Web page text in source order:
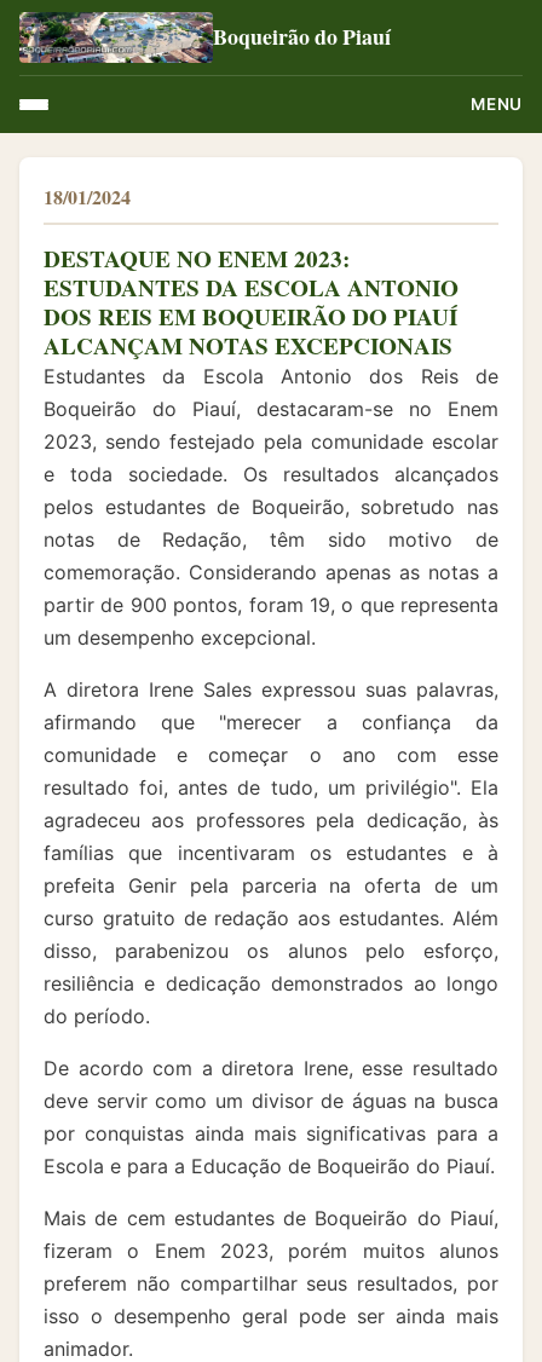
Boqueirão do Piauí
MENU
18/01/2024
DESTAQUE NO ENEM 2023:
ESTUDANTES DA ESCOLA ANTONIO
DOS REIS EM BOQUEIRÃO DO PIAUÍ
ALCANÇAM NOTAS EXCEPCIONAIS
Estudantes da Escola Antonio dos Reis de
Boqueirão do Piauí, destacaram-se no Enem
2023, sendo festejado pela comunidade escolar
e toda sociedade. Os resultados alcançados
pelos estudantes de Boqueirão, sobretudo nas
notas de Redação, têm sido motivo de
comemoração. Considerando apenas as notas a
partir de 900 pontos, foram 19, o que representa
um desempenho excepcional.
A diretora Irene Sales expressou suas palavras,
afirmando que "merecer a confiança da
comunidade e começar o ano com esse
resultado foi, antes de tudo, um privilégio". Ela
agradeceu aos professores pela dedicação, às
famílias que incentivaram os estudantes e à
prefeita Genir pela parceria na oferta de um
curso gratuito de redação aos estudantes. Além
disso, parabenizou os alunos pelo esforço,
resiliência e dedicação demonstrados ao longo
do período.
De acordo com a diretora Irene, esse resultado
deve servir como um divisor de águas na busca
por conquistas ainda mais significativas para a
Escola e para a Educação de Boqueirão do Piauí.
Mais de cem estudantes de Boqueirão do Piauí,
fizeram o Enem 2023, porém muitos alunos
preferem não compartilhar seus resultados, por
isso o desempenho geral pode ser ainda mais
animador.